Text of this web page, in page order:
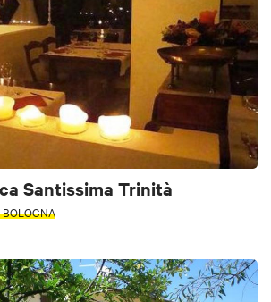
Santissima Trinità